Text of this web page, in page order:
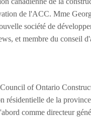
de l'ACC. Mme
société de
et membre du conseil
of Ontario
résidentielle de la
comme directeur